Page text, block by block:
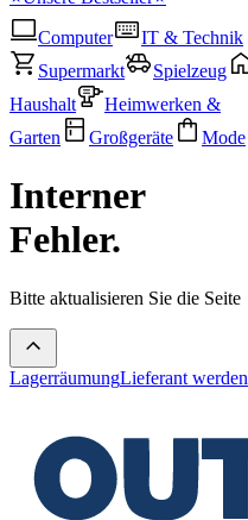
Computer
IT & Technik
Supermarkt
Spielzeug
Haushalt
Heimwerken &
Garten
Großgeräte Mode
Interner
Fehler.
Bitte aktualisieren Sie die Seite
LagerräumungLieferant werden